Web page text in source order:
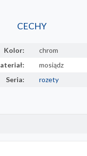
CECHY
Kolor:
chrom
mosiądz
Seria:
rozety